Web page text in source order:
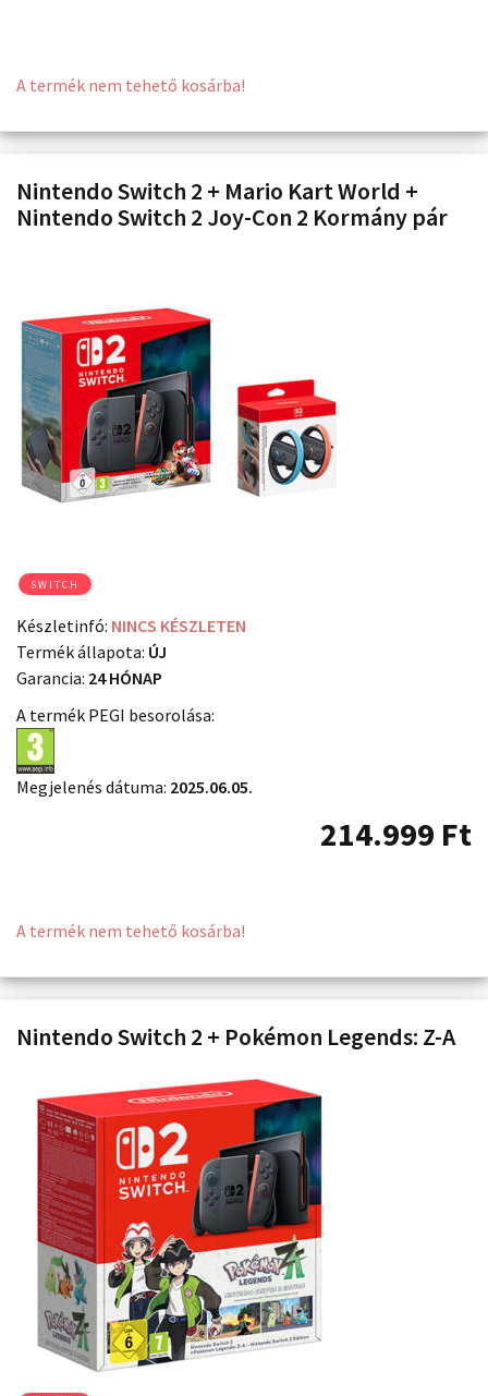
A termék nem tehető kosárba!
Nintendo Switch 2 + Mario Kart World +
Nintendo Switch 2 Joy-Con 2 Kormány pár
SWITCH
Készletinfó: NINCS KÉSZLETEN
Termék állapota: ÚJ
Garancia: 24 HÓNAP
A termék PEGI besorolása:
Megjelenés dátuma: 2025.06.05.
214.999 Ft
A termék nem tehető kosárba!
Nintendo Switch 2 + Pokémon Legends: Z-A